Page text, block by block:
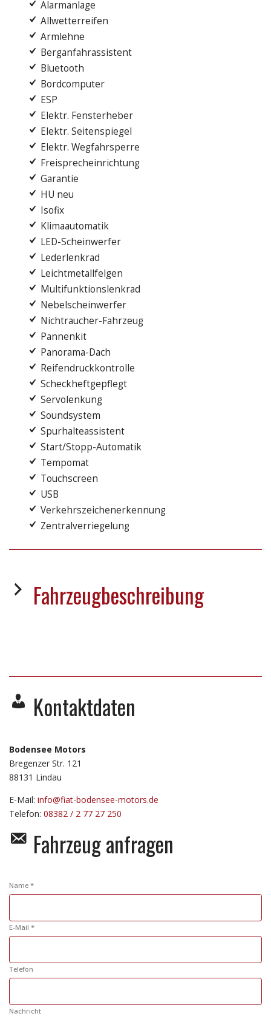
Alarmanlage
Allwetterreifen
Armlehne
Berganfahrassistent
Bluetooth
Bordcomputer
ESP
Elektr. Fensterheber
Elektr. Seitenspiegel
Elektr. Wegfahrsperre
Freisprecheinrichtung
Garantie
HU neu
Isofix
Klimaautomatik
LED-Scheinwerfer
Lederlenkrad
Leichtmetallfelgen
Multifunktionslenkrad
Nebelscheinwerfer
Nichtraucher-Fahrzeug
Pannenkit
Panorama-Dach
Reifendruckkontrolle
Scheckheftgepflegt
Servolenkung
Soundsystem
Spurhalteassistent
Start/Stopp-Automatik
Tempomat
Touchscreen
USB
Verkehrszeichenerkennung
Zentralverriegelung
Fahrzeugbeschreibung
Kontaktdaten
Bodensee Motors
Bregenzer Str. 121
88131 Lindau
E-Mail: info@fiat-bodensee-motors.de
Telefon: 08382 / 2 77 27 250
Fahrzeug anfragen
Name *
E-Mail *
Telefon
Nachricht